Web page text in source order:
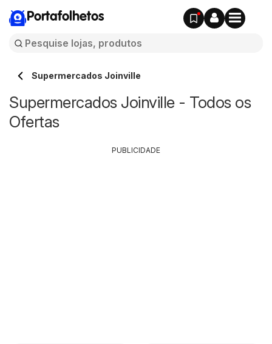
Portafolhetos
Supermercados Joinville
Supermercados Joinville - Todos os
Ofertas
PUBLICIDADE